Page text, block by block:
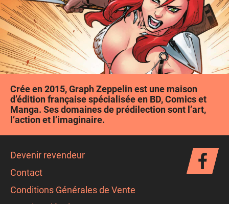
Crée en 2015, Graph Zeppelin est une maison
d’édition française spécialisée en BD, Comics et
Manga. Ses domaines de prédilection sont l’art,
l’action et l’imaginaire.
Devenir revendeur
Contact
Conditions Générales de Vente